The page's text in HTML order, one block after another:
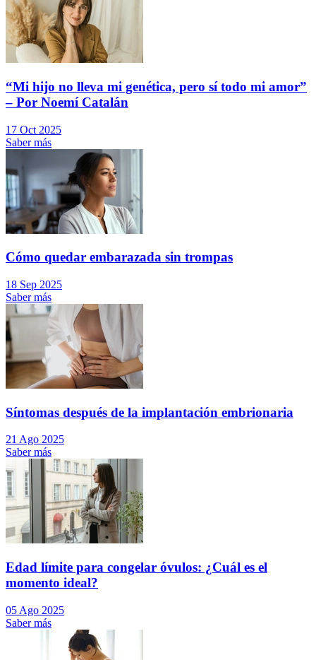
“Mi hijo no lleva mi genética, pero sí todo mi amor”
– Por Noemí Catalán
17 Oct 2025
Saber más
Cómo quedar embarazada sin trompas
18 Sep 2025
Saber más
Síntomas después de la implantación embrionaria
21 Ago 2025
Saber más
Edad límite para congelar óvulos: ¿Cuál es el
momento ideal?
05 Ago 2025
Saber más